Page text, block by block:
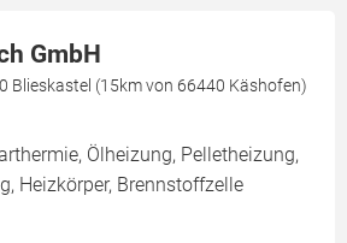
GmbH
Blieskastel (15km von 66440 Käshofen)
Ölheizung, Pelletheizung,
Heizkörper, Brennstoffzelle